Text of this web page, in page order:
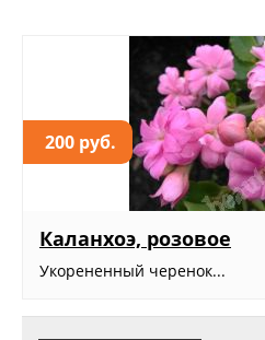
200 руб.
Каланхоэ, розовое
Укорененный черенок...